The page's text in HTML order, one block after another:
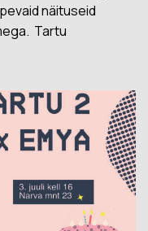
näituseid
Tartu